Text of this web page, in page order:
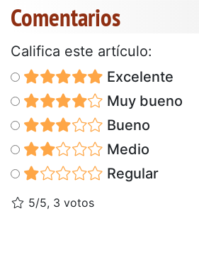
Comentarios
Califica este artículo:
Excelente
Muy bueno
Bueno
Medio
Regular
5/5, 3 votos